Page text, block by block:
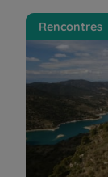
Maryse,
de
Rencontres